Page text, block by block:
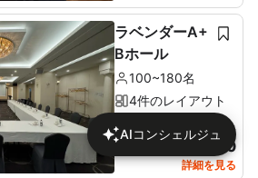
ラベンダーA+
Bホール
100~180名
4件のレイアウト
1人あたり予想価格
95,080
詳細を見る
AIコンシェルジュ